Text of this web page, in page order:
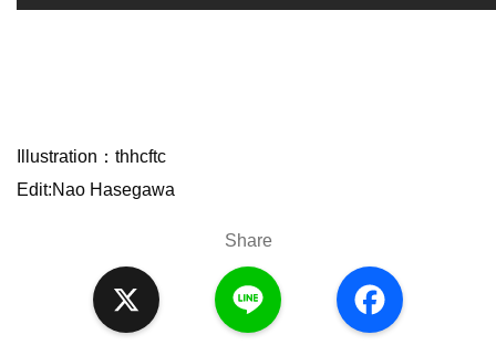
Illustration：thhcftc
Edit:Nao Hasegawa
Share
a
c